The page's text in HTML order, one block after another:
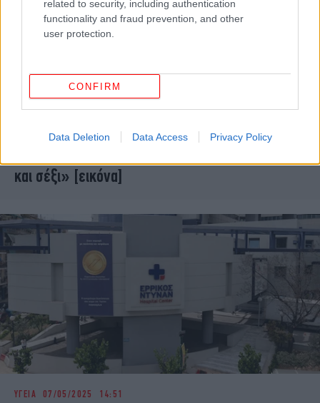
related to security, including authentication
functionality and fraud prevention, and other
user protection.
CONFIRM
Data Deletion Data Access Privacy Policy
Η Σοφία Φυρού ποζάρει με μπικίνι μετά τη διπλή
και σέξι» [εικόνα]
ΥΓΕΙΑ 07/05/2025 14:51